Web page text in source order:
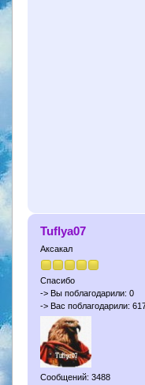
Tuflya07
Аксакал
Спасибо
-> Вы поблагодарили: 0
-> Вас поблагодарили:
Сообщений: 3488